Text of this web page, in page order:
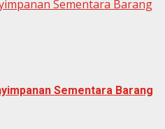
Sementara Barang
Sementara Barang